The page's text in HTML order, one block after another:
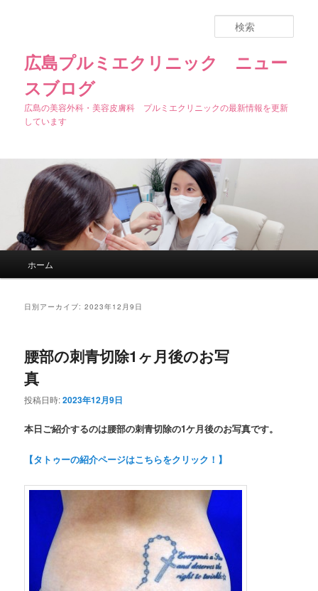
広島プルミエクリニック ニュー
スブログ
広島の美容外科・美容皮膚科 プルミエクリニックの最新情報を更新
しています
索
メインコンテンツへ移動
サブコンテンツへ移動
ホーム
日別アーカイブ:2023年12月9日
腰部の刺青切除1ヶ月後のお写
真
投稿日時:2023年12月9日
本日ご紹介するのは腰部の刺青切除の1ケ月後のお写真です。
【タトゥーの紹介ページはこちらをクリック！】